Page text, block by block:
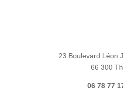
23 Boulevard Léon
66 300
06 78 77